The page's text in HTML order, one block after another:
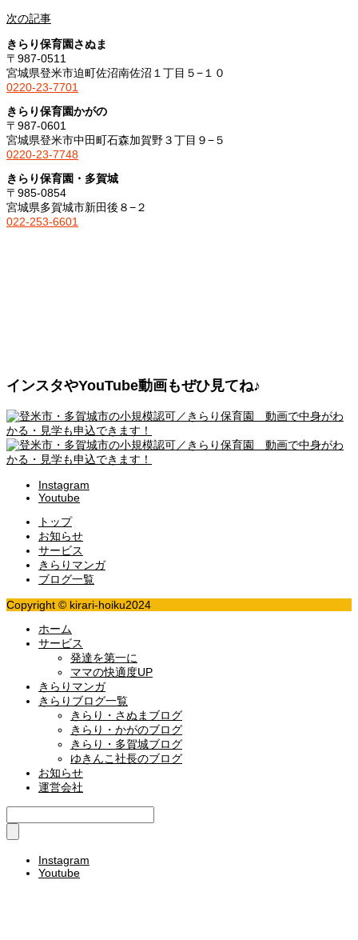
次の記事
きらり保育園さぬま
〒987-0511
宮城県登米市迫町佐沼南佐沼１丁目５−１０
0220-23-7701
きらり保育園かがの
〒987-0601
宮城県登米市中田町石森加賀野３丁目９−５
0220-23-7748
きらり保育園・多賀城
〒985-0854
宮城県多賀城市新田後８−２
022-253-6601
インスタやYouTube動画もぜひ見てね♪
Instagram
Youtube
トップ
お知らせ
サービス
きらりマンガ
ブログ一覧
Copyright © kirari-hoiku2024
ホーム
サービス
発達を第一に
ママの快適度UP
きらりマンガ
きらりブログ一覧
きらり・さぬまブログ
きらり・かがのブログ
きらり・多賀城ブログ
ゆきんこ社長のブログ
お知らせ
運営会社
Instagram
Youtube